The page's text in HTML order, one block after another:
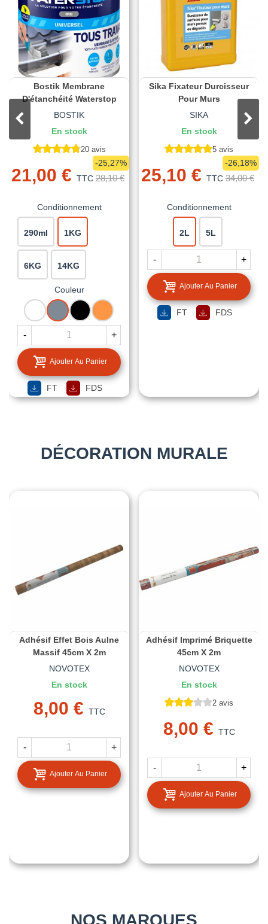
Bostik Membrane
D'étanchéité Waterstop
BOSTIK
En stock
20 avis
21,00 € TTC 28,10 €
-25,27%
Conditionnement
290ml 1KG
6KG 14KG
Couleur
BLANC GRIS NOIR TUILE
- +
Ajouter Au Panier
FT FDS
Sika Fixateur Durcisseur
Pour Murs
SIKA
En stock
5 avis
25,10 € TTC 34,00 €
-26,18%
Conditionnement
2L 5L
- +
Ajouter Au Panier
FT FDS
DÉCORATION MURALE
Adhésif Effet Bois Aulne
Massif 45cm X 2m
NOVOTEX
En stock
8,00 € TTC
- +
Ajouter Au Panier
Adhésif Imprimé Briquette
45cm X 2m
NOVOTEX
En stock
2 avis
8,00 € TTC
- +
Ajouter Au Panier
NOS MARQUES